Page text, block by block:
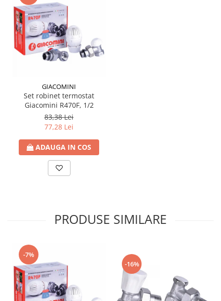
GIACOMINI
Set robinet termostat
Giacomini R470F, 1/2
83,38 Lei
77,28 Lei
ADAUGA IN COS
PRODUSE SIMILARE
-7%
-16%